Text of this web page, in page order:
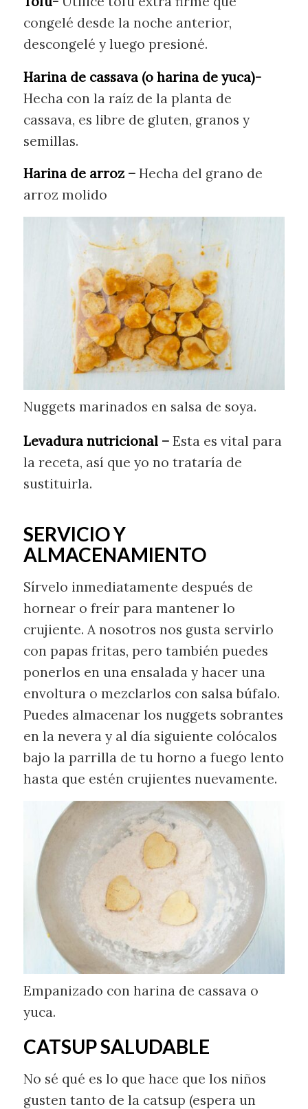
congelé desde la noche anterior,
descongelé y luego presioné.
Harina de cassava (o harina de yuca)-
Hecha con la raíz de la planta de
cassava, es libre de gluten, granos y
semillas.
Harina de arroz – Hecha del grano de
arroz molido
Nuggets marinados en salsa de soya.
Levadura nutricional – Esta es vital para
la receta, así que yo no trataría de
sustituirla.
SERVICIO Y
ALMACENAMIENTO
Sírvelo inmediatamente después de
hornear o freír para mantener lo
crujiente. A nosotros nos gusta servirlo
con papas fritas, pero también puedes
ponerlos en una ensalada y hacer una
envoltura o mezclarlos con salsa búfalo.
Puedes almacenar los nuggets sobrantes
en la nevera y al día siguiente colócalos
bajo la parrilla de tu horno a fuego lento
hasta que estén crujientes nuevamente.
Empanizado con harina de cassava o
yuca.
CATSUP SALUDABLE
No sé qué es lo que hace que los niños
gusten tanto de la catsup (espera un